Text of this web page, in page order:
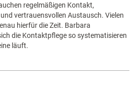
regelmäßigen Kontakt,
vertrauensvollen Austausch. Vielen
hierfür die Zeit. Barbara
die Kontaktpflege so systematisieren
läuft.